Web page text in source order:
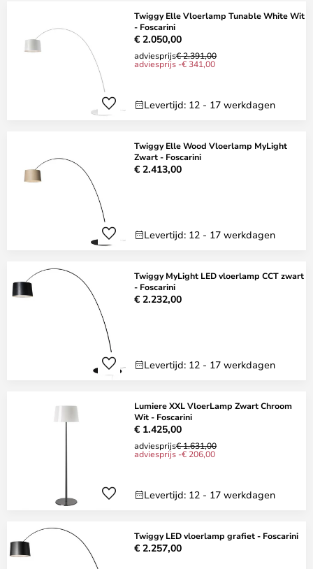
Twiggy Elle Vloerlamp Tunable White Wit
- Foscarini
€ 2.050,00
adviesprijs€ 2.391,00
adviesprijs -€ 341,00
Levertijd: 12 - 17 werkdagen
Twiggy Elle Wood Vloerlamp MyLight
Zwart - Foscarini
€ 2.413,00
Levertijd: 12 - 17 werkdagen
Twiggy MyLight LED vloerlamp CCT zwart
- Foscarini
€ 2.232,00
Levertijd: 12 - 17 werkdagen
Lumiere XXL VloerLamp Zwart Chroom
Wit - Foscarini
€ 1.425,00
adviesprijs€ 1.631,00
adviesprijs -€ 206,00
Levertijd: 12 - 17 werkdagen
Twiggy LED vloerlamp grafiet - Foscarini
€ 2.257,00